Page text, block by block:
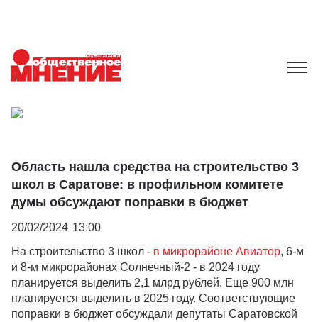
Область нашла средства на строительство 3
школ в Саратове: в профильном комитете
думы обсуждают поправки в бюджет
20/02/2024 13:00
На строительство 3 школ - в микрорайоне Авиатор, 6-м
и 8-м микрорайонах Солнечный-2 - в 2024 году
планируется выделить 2,1 млрд рублей. Еще 900 млн
планируется выделить в 2025 году. Соответствующие
поправки в бюджет обсуждали депутаты Саратовской